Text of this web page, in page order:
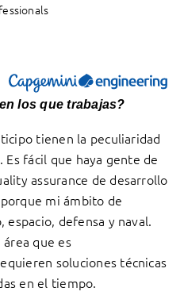
los que trabajas?
tienen la peculiaridad
fácil que haya gente de
assurance de desarrollo
mi ámbito de
espacio, defensa y naval.
que es
soluciones técnicas
en el tiempo.